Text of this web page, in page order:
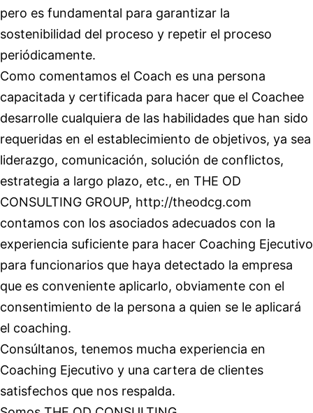
pero es fundamental para garantizar la
sostenibilidad del proceso y repetir el proceso
periódicamente.
Como comentamos el Coach es una persona
capacitada y certificada para hacer que el Coachee
desarrolle cualquiera de las habilidades que han sido
requeridas en el establecimiento de objetivos, ya sea
liderazgo, comunicación, solución de conflictos,
estrategia a largo plazo, etc., en THE OD
CONSULTING GROUP, http://theodcg.com
contamos con los asociados adecuados con la
experiencia suficiente para hacer Coaching Ejecutivo
para funcionarios que haya detectado la empresa
que es conveniente aplicarlo, obviamente con el
consentimiento de la persona a quien se le aplicará
el coaching.
Consúltanos, tenemos mucha experiencia en
Coaching Ejecutivo y una cartera de clientes
satisfechos que nos respalda.